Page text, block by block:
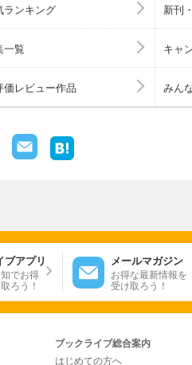
ランキング 新刊
一覧 キャ
価レビュー作品 みん
ブアプリ
でお得
ろう！
メールマガジン
お得な最新情報を
受け取ろう！
ブックライブ総合案内
はじめての方へ